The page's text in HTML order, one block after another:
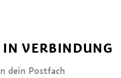
VERBINDUNG
dein Postfach